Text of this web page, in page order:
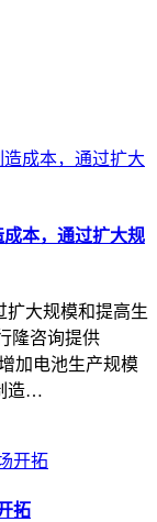
本，通过扩大规
扩大规模和提高生
隆咨询提供
加电池生产规模
造…
拓